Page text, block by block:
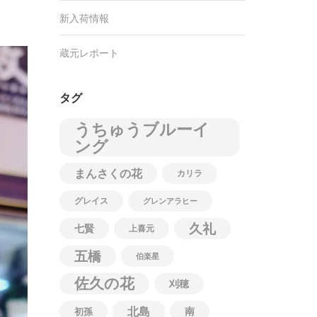
新入荷情報
蔵元レポート
タグ
うちゅうブルーイ
ング
まんさくの花 カリラ
グレイス グレンアラヒー
七賢 上喜元
久礼
五橋
伯楽星
佐久の花 刈穂
初孫 北島 南